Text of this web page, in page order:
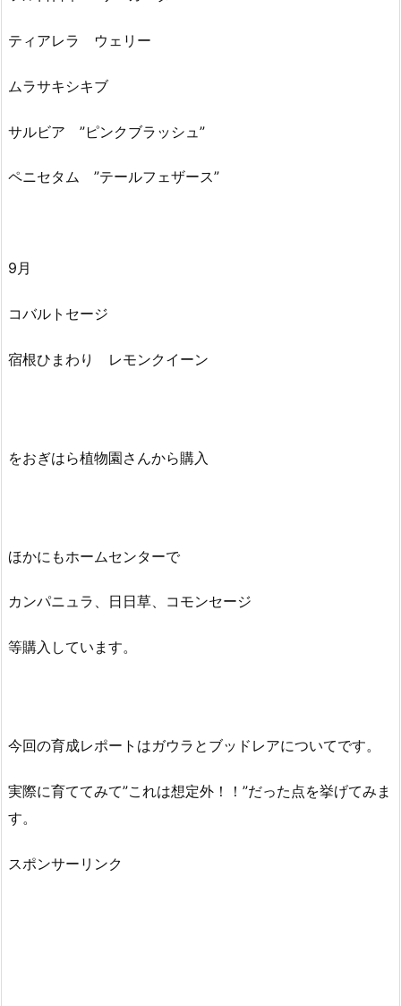
ティアレラ ウェリー
ムラサキシキブ
サルビア ”ピンクブラッシュ”
ペニセタム ”テールフェザース”
9月
コバルトセージ
宿根ひまわり レモンクイーン
をおぎはら植物園さんから購入
ほかにもホームセンターで
カンパニュラ、日日草、コモンセージ
等購入しています。
今回の育成レポートはガウラとブッドレアについてです。
実際に育ててみて”これは想定外！！”だった点を挙げてみま
す。
スポンサーリンク